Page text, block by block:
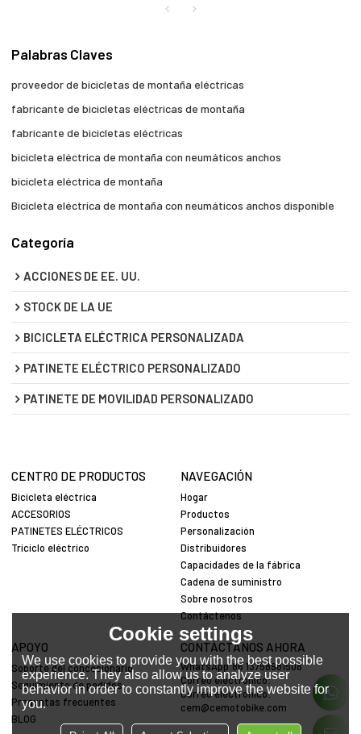
Palabras Claves
proveedor de bicicletas de montaña eléctricas
fabricante de bicicletas eléctricas de montaña
fabricante de bicicletas eléctricas
bicicleta eléctrica de montaña con neumáticos anchos
bicicleta eléctrica de montaña
Bicicleta eléctrica de montaña con neumáticos anchos disponible
Categoría
ACCIONES DE EE. UU.
STOCK DE LA UE
BICICLETA ELÉCTRICA PERSONALIZADA
PATINETE ELÉCTRICO PERSONALIZADO
PATINETE DE MOVILIDAD PERSONALIZADO
CENTRO DE PRODUCTOS
Bicicleta eléctrica
ACCESORIOS
PATINETES ELÉCTRICOS
Triciclo eléctrico
NAVEGACIÓN
Hogar
Productos
Personalización
Distribuidores
Capacidades de la fábrica
Cadena de suministro
Sobre nosotros
Contáctenos
APOYO
Soporte del concesionario
Seguimiento de pedidos
Preguntas frecuentes
BLOG
CONTÁCTANOS AHORA
WhatsApp:86 13758981508
Correo electrónico:
Correo electrónico:
cem@cemotobike.com
Cookie settings
We use cookies to provide you with the best possible
experience. They also allow us to analyze user
behavior in order to constantly improve the website for
you.